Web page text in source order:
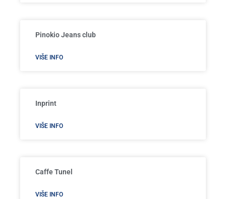
Pinokio Jeans club
VIŠE INFO
Inprint
VIŠE INFO
Caffe Tunel
VIŠE INFO